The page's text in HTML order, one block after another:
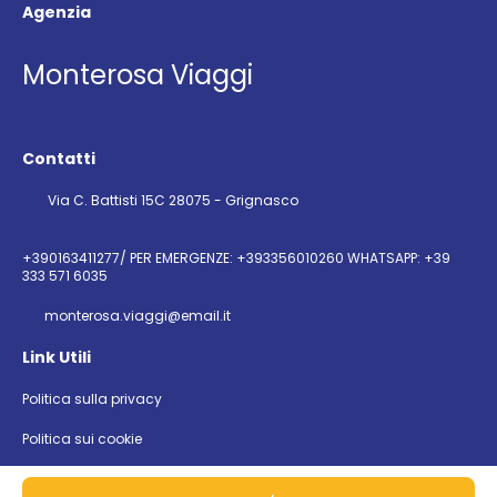
Agenzia
Monterosa Viaggi
Contatti
Via C. Battisti 15C 28075 - Grignasco
+390163411277/ PER EMERGENZE: +393356010260 WHATSAPP: +39
333 571 6035
monterosa.viaggi@email.it
Link Utili
Politica sulla privacy
Politica sui cookie
@ Copyright 2026